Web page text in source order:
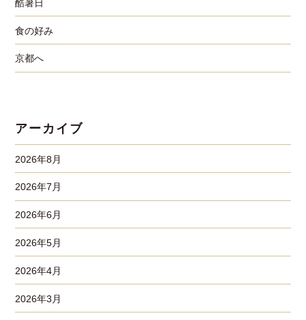
酷暑日
食の好み
京都へ
アーカイブ
2026年8月
2026年7月
2026年6月
2026年5月
2026年4月
2026年3月